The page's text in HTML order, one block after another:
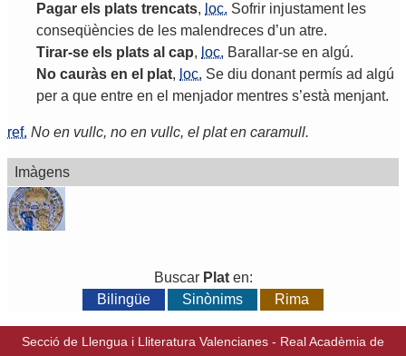
Pagar els plats trencats, loc. Sofrir injustament les
conseqüències de les malendreces d’un atre.
Tirar-se els plats al cap, loc. Barallar-se en algú.
No cauràs en el plat, loc. Se diu donant permís ad algú
per a que entre en el menjador mentres s’està menjant.
ref. No en vullc, no en vullc, el plat en caramull.
Imàgens
Buscar Platen:
Bilingüe
Sinònims Rima
Secció de Llengua i Lliteratura Valencianes - Real Acadèmia de